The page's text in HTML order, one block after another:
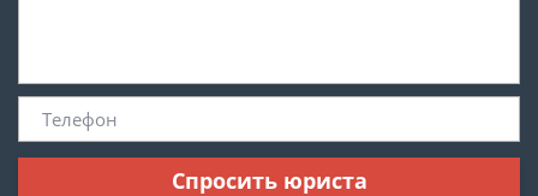
Спросить юриста